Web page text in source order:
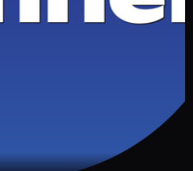
Макдоналд?
— актёр. Биография и роли
Мурдо Евен
movie-planner.ru/s/